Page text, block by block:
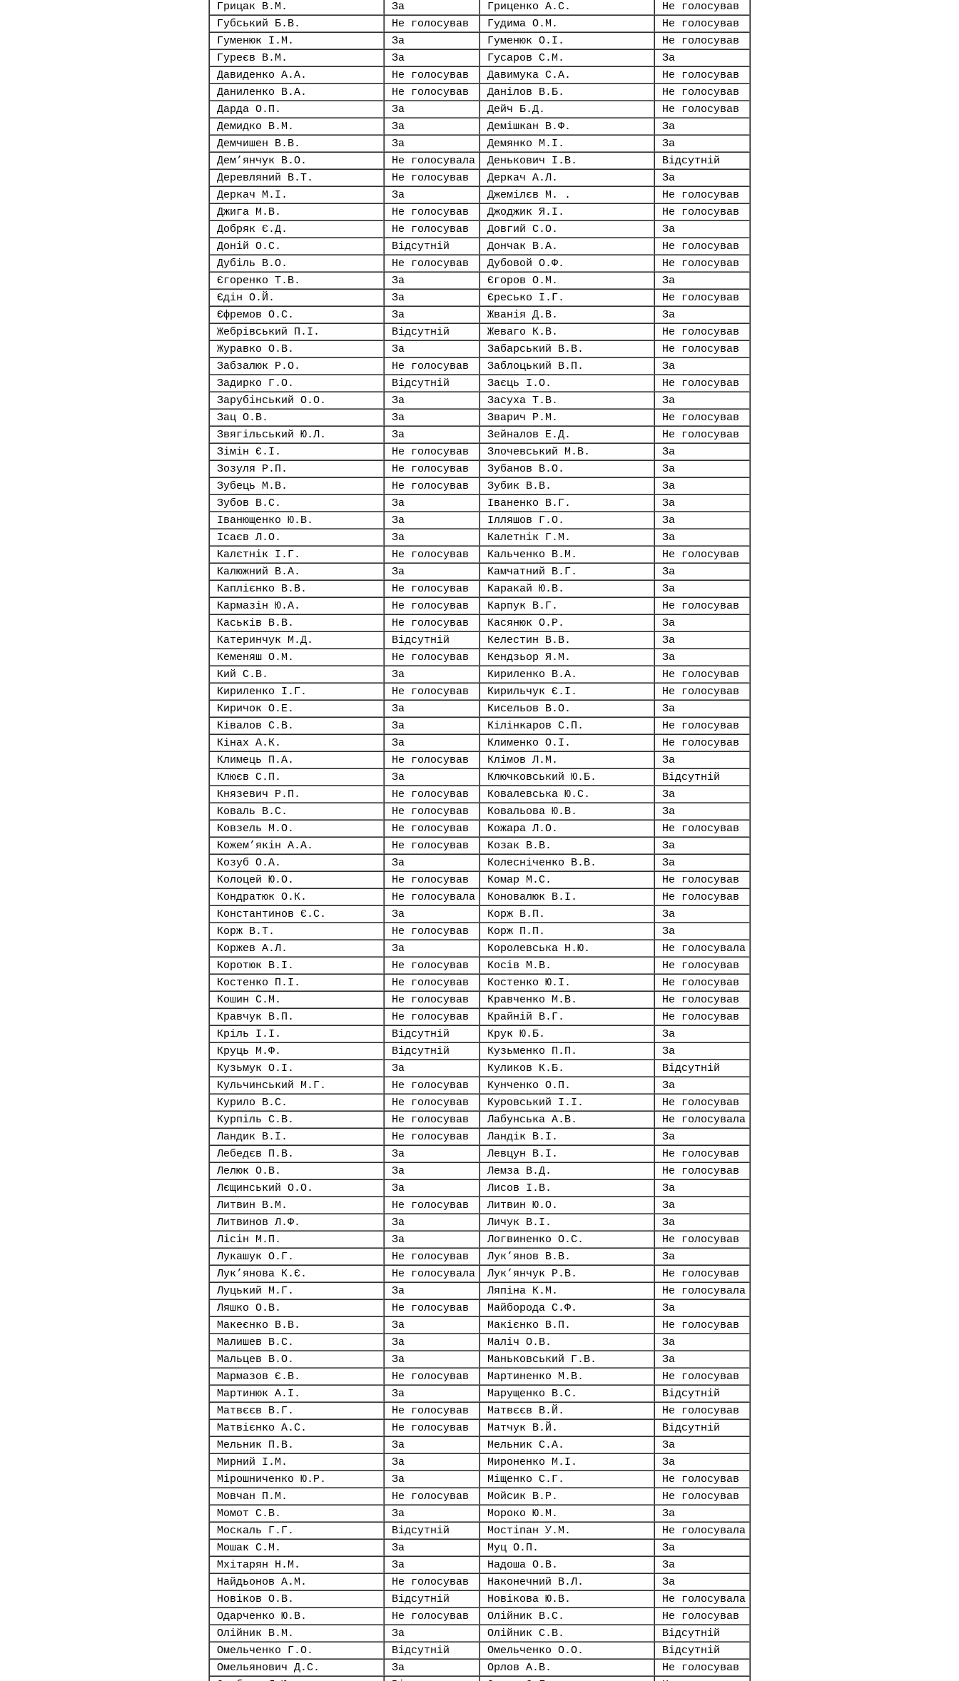
Грицак В.М.
За Гриценко А.С.
Не голосував
Губський Б.В.
Не голосував Гудима О.М.
Не голосував
Гуменюк І.М.
За Гуменюк О.І.
Не голосував
Гуреєв В.М.
За Гусаров С.М.
За
Давиденко А.А.
Не голосував Давимука С.А.
Не голосував
Даниленко В.А.
Не голосував Данілов В.Б.
Не голосував
Дарда О.П.
За Дейч Б.Д.
Не голосував
Демидко В.М.
За Демішкан В.Ф.
За
Демчишен В.В.
За Демянко М.І.
За
Дем’янчук В.О.
Не голосувала Денькович І.В.
Відсутній
Деревляний В.Т.
Не голосував Деркач А.Л.
За
Деркач М.І.
За Джемілєв М. .
Не голосував
Джига М.В.
Не голосував Джоджик Я.І.
Не голосував
Добряк Є.Д.
Не голосував Довгий С.О.
За
Доній О.С.
Відсутній Дончак В.А.
Не голосував
Дубіль В.О.
Не голосував Дубовой О.Ф.
Не голосував
Єгоренко Т.В.
За Єгоров О.М.
За
Єдін О.Й.
За Єресько І.Г.
Не голосував
Єфремов О.С.
За Жванія Д.В.
За
Жебрівський П.І.
Відсутній Жеваго К.В.
Не голосував
Журавко О.В.
За Забарський В.В.
Не голосував
Забзалюк Р.О.
Не голосував Заблоцький В.П.
За
Задирко Г.О.
Відсутній Заєць І.О.
Не голосував
Зарубінський О.О.
За Засуха Т.В.
За
Зац О.В.
За Зварич Р.М.
Не голосував
Звягільський Ю.Л.
За Зейналов Е.Д.
Не голосував
Зімін Є.І.
Не голосував Злочевський М.В.
За
Зозуля Р.П.
Не голосував Зубанов В.О.
За
Зубець М.В.
Не голосував Зубик В.В.
За
Зубов В.С.
За Іваненко В.Г.
За
Іванющенко Ю.В.
За Ілляшов Г.О.
За
Ісаєв Л.О.
За Калетнік Г.М.
За
Калєтнік І.Г.
Не голосував Кальченко В.М.
Не голосував
Калюжний В.А.
За Камчатний В.Г.
За
Каплієнко В.В.
Не голосував Каракай Ю.В.
За
Кармазін Ю.А.
Не голосував Карпук В.Г.
Не голосував
Каськів В.В.
Не голосував Касянюк О.Р.
За
Катеринчук М.Д.
Відсутній Келестин В.В.
За
Кеменяш О.М.
Не голосував Кендзьор Я.М.
За
Кий С.В.
За Кириленко В.А.
Не голосував
Кириленко І.Г.
Не голосував Кирильчук Є.І.
Не голосував
Киричок О.Е.
За Кисельов В.О.
За
Ківалов С.В.
За Кілінкаров С.П.
Не голосував
Кінах А.К.
За Клименко О.І.
Не голосував
Климець П.А.
Не голосував Клімов Л.М.
За
Клюєв С.П.
За Ключковський Ю.Б.
Відсутній
Князевич Р.П.
Не голосував Ковалевська Ю.С.
За
Коваль В.С.
Не голосував Ковальова Ю.В.
За
Ковзель М.О.
Не голосував Кожара Л.О.
Не голосував
Кожем’якін А.А.
Не голосував Козак В.В.
За
Козуб О.А.
За Колесніченко В.В.
За
Колоцей Ю.О.
Не голосував Комар М.С.
Не голосував
Кондратюк О.К.
Не голосувала Коновалюк В.І.
Не голосував
Константинов Є.С.
За Корж В.П.
За
Корж В.Т.
Не голосував Корж П.П.
За
Коржев А.Л.
За Королевська Н.Ю.
Не голосувала
Коротюк В.І.
Не голосував Косів М.В.
Не голосував
Костенко П.І.
Не голосував Костенко Ю.І.
Не голосував
Кошин С.М.
Не голосував Кравченко М.В.
Не голосував
Кравчук В.П.
Не голосував Крайній В.Г.
Не голосував
Кріль І.І.
Відсутній Крук Ю.Б.
За
Круць М.Ф.
Відсутній Кузьменко П.П.
За
Кузьмук О.І.
За Куликов К.Б.
Відсутній
Кульчинський М.Г.
Не голосував Кунченко О.П.
За
Курило В.С.
Не голосував Куровський І.І.
Не голосував
Курпіль С.В.
Не голосував Лабунська А.В.
Не голосувала
Ландик В.І.
Не голосував Ландік В.І.
За
Лебедєв П.В.
За Левцун В.І.
Не голосував
Лелюк О.В.
За Лемза В.Д.
Не голосував
Лєщинський О.О.
За Лисов І.В.
За
Литвин В.М.
Не голосував Литвин Ю.О.
За
Литвинов Л.Ф.
За Личук В.І.
За
Лісін М.П.
За Логвиненко О.С.
Не голосував
Лукашук О.Г.
Не голосував Лук’янов В.В.
За
Лук’янова К.Є.
Не голосувала Лук’янчук Р.В.
Не голосував
Луцький М.Г.
За Ляпіна К.М.
Не голосувала
Ляшко О.В.
Не голосував Майборода С.Ф.
За
Макеєнко В.В.
За Макієнко В.П.
Не голосував
Малишев В.С.
За Маліч О.В.
За
Мальцев В.О.
За Маньковський Г.В.
За
Мармазов Є.В.
Не голосував Мартиненко М.В.
Не голосував
Мартинюк А.І.
За Марущенко В.С.
Відсутній
Матвєєв В.Г.
Не голосував Матвєєв В.Й.
Не голосував
Матвієнко А.С.
Не голосував Матчук В.Й.
Відсутній
Мельник П.В.
За Мельник С.А.
За
Мирний І.М.
За Мироненко М.І.
За
Мірошниченко Ю.Р.
За Міщенко С.Г.
Не голосував
Мовчан П.М.
Не голосував Мойсик В.Р.
Не голосував
Момот С.В.
За Мороко Ю.М.
За
Москаль Г.Г.
Відсутній Мостіпан У.М.
Не голосувала
Мошак С.М.
За Муц О.П.
За
Мхітарян Н.М.
За Надоша О.В.
За
Найдьонов А.М.
Не голосував Наконечний В.Л.
За
Новіков О.В.
Відсутній Новікова Ю.В.
Не голосувала
Одарченко Ю.В.
Не голосував Олійник В.С.
Не голосував
Олійник В.М.
За Олійник С.В.
Відсутній
Омельченко Г.О.
Відсутній Омельченко О.О.
Відсутній
Омельянович Д.С.
За Орлов А.В.
Не голосував